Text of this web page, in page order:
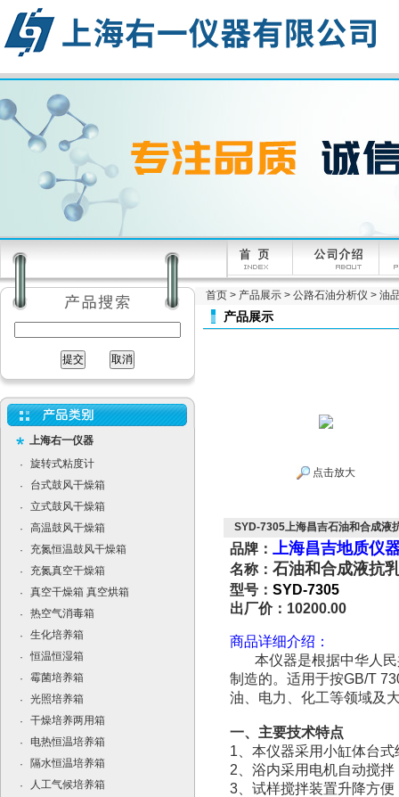
上海右一仪器
·
旋转式粘度计
·
台式鼓风干燥箱
·
立式鼓风干燥箱
·
高温鼓风干燥箱
·
充氮恒温鼓风干燥箱
·
充氮真空干燥箱
·
真空干燥箱 真空烘箱
·
热空气消毒箱
·
生化培养箱
·
恒温恒湿箱
·
霉菌培养箱
·
光照培养箱
·
干燥培养两用箱
·
电热恒温培养箱
·
隔水恒温培养箱
·
人工气候培养箱
首页 > 产品展示 > 公路石油分析仪 > 油
产品展示
点击放大
SYD-7305上海昌吉石油和合成液
品牌： 上海昌吉地质仪
名称： 石油和合成液抗
型号： SYD-7305
出厂价：10200.00
商品详细介绍：
本仪器是根据中华人民
制造的。适用于按GB/T
油、电力、化工等领域及
一、主要技术特点
1、本仪器采用小缸体台
2、浴内采用电机自动搅
3、试样搅拌装置升降方